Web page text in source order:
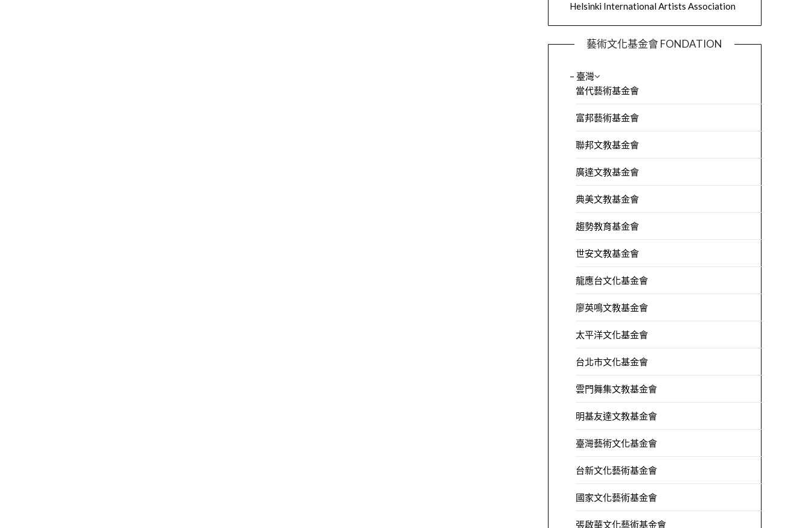
Helsinki International Artists Association
藝術文化基金會 FONDATION
– 臺灣
當代藝術基金會
富邦藝術基金會
聯邦文教基金會
廣達文教基金會
典美文教基金會
趨勢教育基金會
世安文教基金會
龍應台文化基金會
廖英鳴文教基金會
太平洋文化基金會
台北市文化基金會
雲門舞集文教基金會
明基友達文教基金會
臺灣藝術文化基金會
台新文化藝術基金會
國家文化藝術基金會
張啟華文化藝術基金會